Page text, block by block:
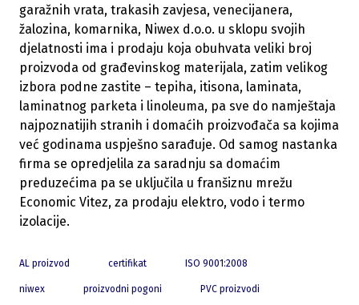
garažnih vrata, trakasih zavjesa, venecijanera,
žalozina, komarnika, Niwex d.o.o. u sklopu svojih
djelatnosti ima i prodaju koja obuhvata veliki broj
proizvoda od građevinskog materijala, zatim velikog
izbora podne zastite – tepiha, itisona, laminata,
laminatnog parketa i linoleuma, pa sve do namještaja
najpoznatijih stranih i domaćih proizvođača sa kojima
već godinama uspješno sarađuje. Od samog nastanka
firma se opredjelila za saradnju sa domaćim
preduzećima pa se uključila u franšiznu mrežu
Economic Vitez, za prodaju elektro, vodo i termo
izolacije.
AL proizvod certifikat ISO 9001:2008
niwex proizvodni pogoni PVC proizvodi